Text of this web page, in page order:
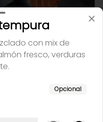
Sashimicon mix de
fresco, verduras
Opcional